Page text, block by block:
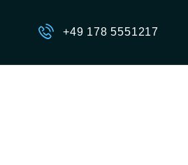
+49 178 5551217